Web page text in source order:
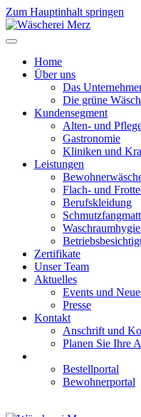
Zum Hauptinhalt springen
Home
Über uns
Das
Die grüne
Kundensegment
Alten- und
Gastronomie
Kliniken und
Leistungen
Flach- und
Berufskleidung
Zertifikate
Unser Team
Aktuelles
Events und
Presse
Kontakt
Anschrift und
Planen Sie Ihre
Bestellportal
Bewohnerportal